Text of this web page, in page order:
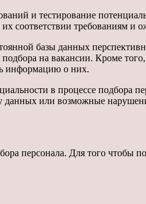
и тестирование
соответствии требованиям и
базы данных
на вакансии. Кроме
информацию о них.
в процессе
данных или возможные
персонала. Для того чтобы